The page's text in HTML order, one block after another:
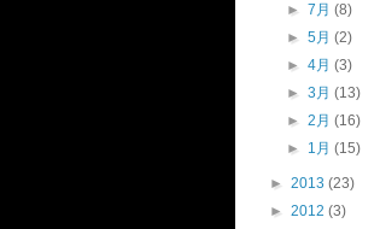
►7月(8)
►5月(2)
►4月(3)
►3月(13)
►2月(16)
► 1月(15)
► 2013 (23)
► 2012 (3)